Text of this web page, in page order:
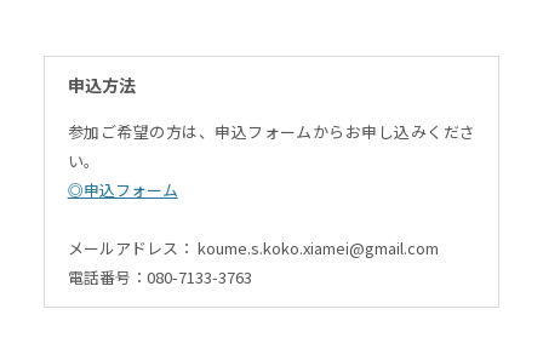
申込方法
参加ご希望の方は、申込フォームからお申し込みくださ
い。
◎申込フォーム
メールアドレス： koume.s.koko.xiamei@gmail.com
電話番号：080-7133-3763